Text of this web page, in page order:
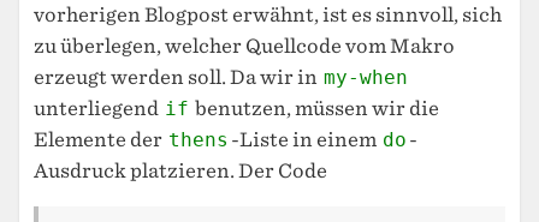
vorherigen Blogpost erwähnt, ist es sinnvoll, sich
zu überlegen, welcher Quellcode vom Makro
erzeugt werden soll. Da wir in my-when
unterliegend if benutzen, müssen wir die
Elemente der thens -Liste in einem do -
Ausdruck platzieren. Der Code